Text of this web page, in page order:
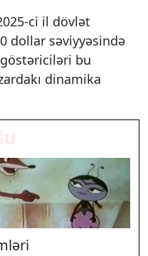
ci il dövlət
dollar səviyyəsində
göstəriciləri bu
dinamika